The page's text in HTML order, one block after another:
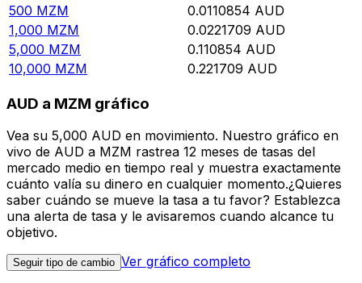
500 MZM 0.0110854 AUD
1,000 MZM 0.0221709 AUD
5,000 MZM 0.110854 AUD
10,000 MZM 0.221709 AUD
AUD a MZM gráfico
Vea su 5,000 AUD en movimiento. Nuestro gráfico en
vivo de AUD a MZM rastrea 12 meses de tasas del
mercado medio en tiempo real y muestra exactamente
cuánto valía su dinero en cualquier momento.¿Quieres
saber cuándo se mueve la tasa a tu favor? Establezca
una alerta de tasa y le avisaremos cuando alcance tu
objetivo.
Seguir tipo de cambio Ver gráfico completo